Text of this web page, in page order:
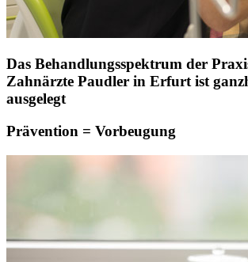
Das Behandlungsspektrum der
Zahnärzte Paudler in Erfurt ist
ausgelegt
Prävention = Vorbeugung